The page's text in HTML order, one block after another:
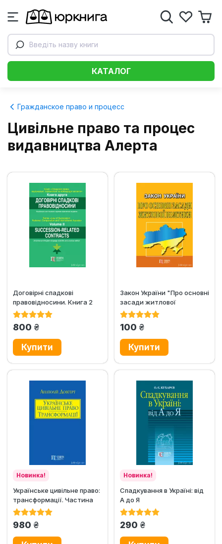
Введіть назву книги
КАТАЛОГ
Гражданское право и процесс
Цивільне право та процес
видавництва Алерта
Договірні спадкові
правовідносини. Книга 2
800 грн.
Закон України "Про основні
засади житлової
політики". Алерта
100 грн.
Новинка!
Українське цивільне право:
трансформації. Частина
перша
980 грн.
Новинка!
Спадкування в Україні: від
А до Я
290 грн.